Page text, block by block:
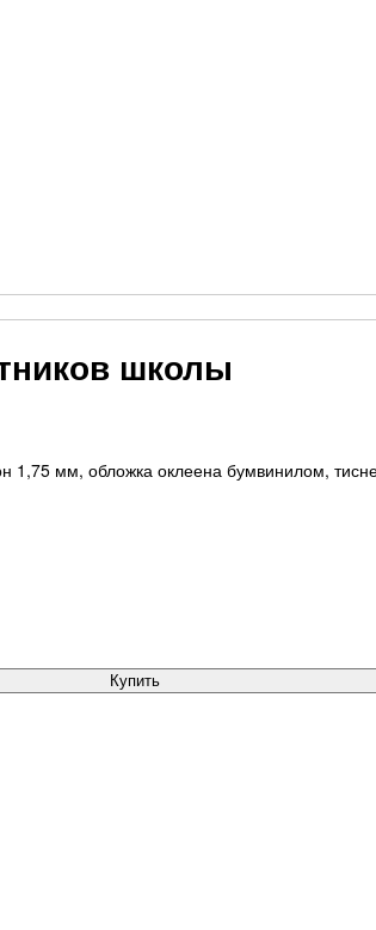
школы
1,75 мм, обложка оклеена бумвинилом,
Купить